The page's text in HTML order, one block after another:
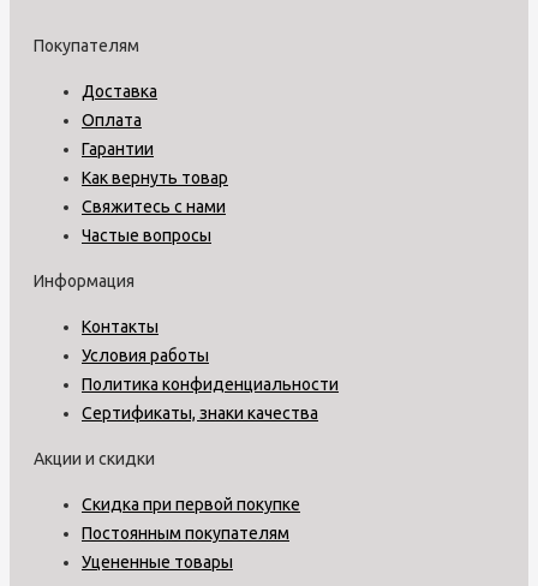
Покупателям
Доставка
Оплата
Гарантии
Как вернуть товар
Свяжитесь с нами
Частые вопросы
Информация
Контакты
Условия работы
Политика конфиденциальности
Сертификаты, знаки качества
Акции и скидки
Скидка при первой покупке
Постоянным покупателям
Уцененные товары